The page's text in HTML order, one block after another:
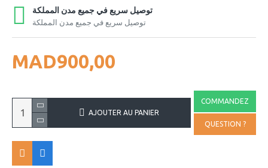
توصيل سريع في جميع مدن المملكة
توصيل سريع في جميع مدن المملكة
MAD900,00
AJOUTER AU PANIER
COMMANDEZ
QUESTION ?